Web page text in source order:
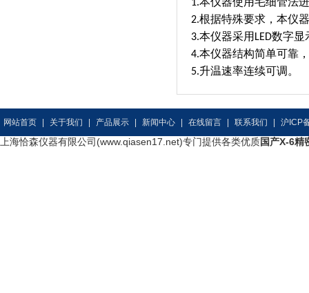
1.
2.根据特殊要求，本仪
3.本仪器采用 LED数字显
4.本仪器结构简单可靠
5.升温速率连续可调。
网站首页 关于我们 产品展示 新闻中心 在线留言 联系我们 沪ICP
上海恰森仪器有限公司(www.qiasen17.net)专门提供各类优质国产X-6精